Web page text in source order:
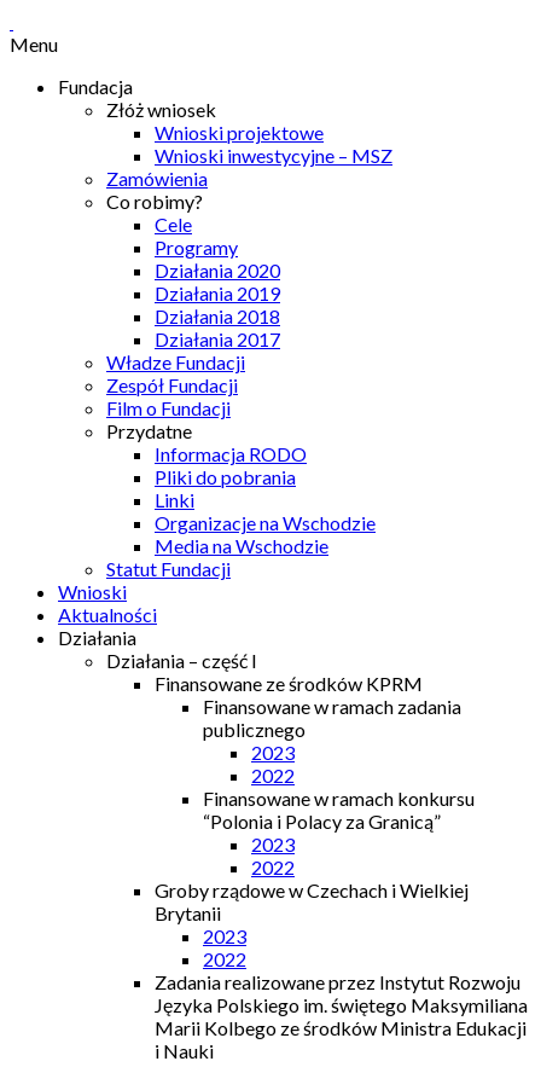
Menu
Fundacja
Złóż wniosek
Wnioski projektowe
Wnioski inwestycyjne – MSZ
Zamówienia
Co robimy?
Cele
Programy
Działania 2020
Działania 2019
Działania 2018
Działania 2017
Władze Fundacji
Zespół Fundacji
Film o Fundacji
Przydatne
Informacja RODO
Pliki do pobrania
Linki
Organizacje na Wschodzie
Media na Wschodzie
Statut Fundacji
Wnioski
Aktualności
Działania
Działania – część I
Finansowane ze środków KPRM
Finansowane w ramach zadania
publicznego
2023
2022
Finansowane w ramach konkursu
“Polonia i Polacy za Granicą”
2023
2022
Groby rządowe w Czechach i Wielkiej
Brytanii
2023
2022
Zadania realizowane przez Instytut Rozwoju
Języka Polskiego im. świętego Maksymiliana
Marii Kolbego ze środków Ministra Edukacji
i Nauki